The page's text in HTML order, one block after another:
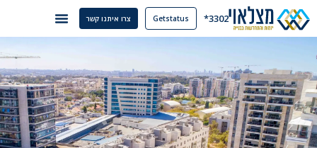
3302*
Getstatus צרו איתנו קשר